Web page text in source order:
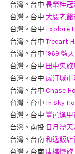
台灣。台中 長榮桂冠
台灣。台中 大毅老爺
台灣。台中 Explore
台灣。台中 Treeart
台灣。台中 1969 藍
台灣。台中 田中央旅
台灣。台中 威汀城市
台灣。台中 Chase
台灣。台中 In Sky
台灣。台中 豐邑逢甲
台灣。南投 日月潭
台灣。台南和逸飯店
台灣。台南 康橋慢